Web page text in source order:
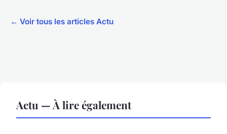
← Voir tous les articles Actu
Actu — À lire également